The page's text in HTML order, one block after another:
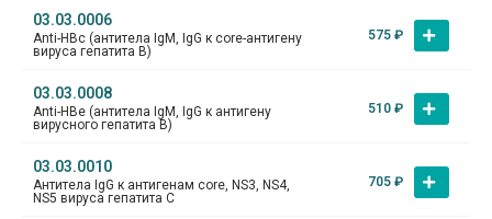
03.03.0006
Аnti-HВc (антитела IgM, IgG к core-антигену
вируса гепатита В)
575 ₽
03.03.0008
Аnti-HВe (антитела IgM, IgG к антигену
вирусного гепатита В)
510 ₽
03.03.0010
Антитела IgG к антигенам core, NS3, NS4,
NS5 вируса гепатита С
705 ₽